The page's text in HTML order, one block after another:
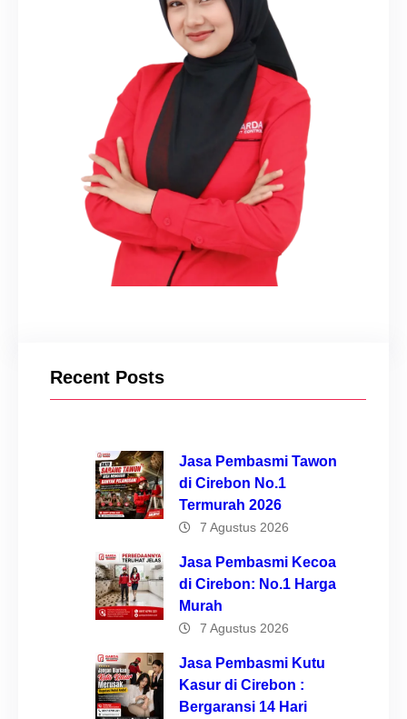
Recent Posts
Jasa Pembasmi Tawon
di Cirebon No.1
Termurah 2026
7 Agustus 2026
Jasa Pembasmi Kecoa
di Cirebon: No.1 Harga
Murah
7 Agustus 2026
Jasa Pembasmi Kutu
Kasur di Cirebon :
Bergaransi 14 Hari